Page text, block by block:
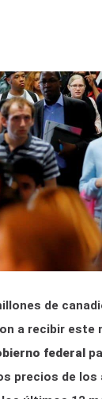
de
a recibir este
federal
precios de los